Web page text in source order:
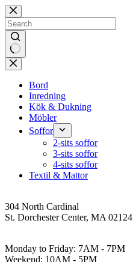
Skip
to
content
No
results
Bord
Inredning
Kök & Dukning
Möbler
Soffor
2-sits soffor
3-sits soffor
4-sits soffor
Textil & Mattor
304 North Cardinal
St. Dorchester Center, MA 02124
Monday to Friday: 7AM - 7PM
Weekend: 10AM - 5PM